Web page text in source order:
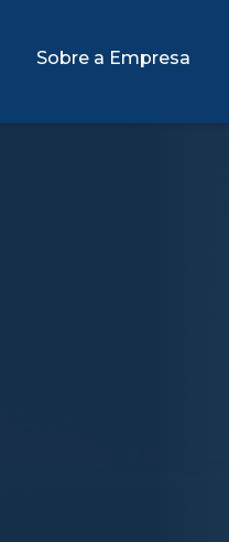
Sobre a Empresa